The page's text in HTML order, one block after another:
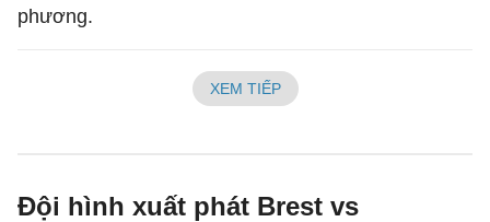
phương.
XEM TIẾP
Đội hình xuất phát Brest vs